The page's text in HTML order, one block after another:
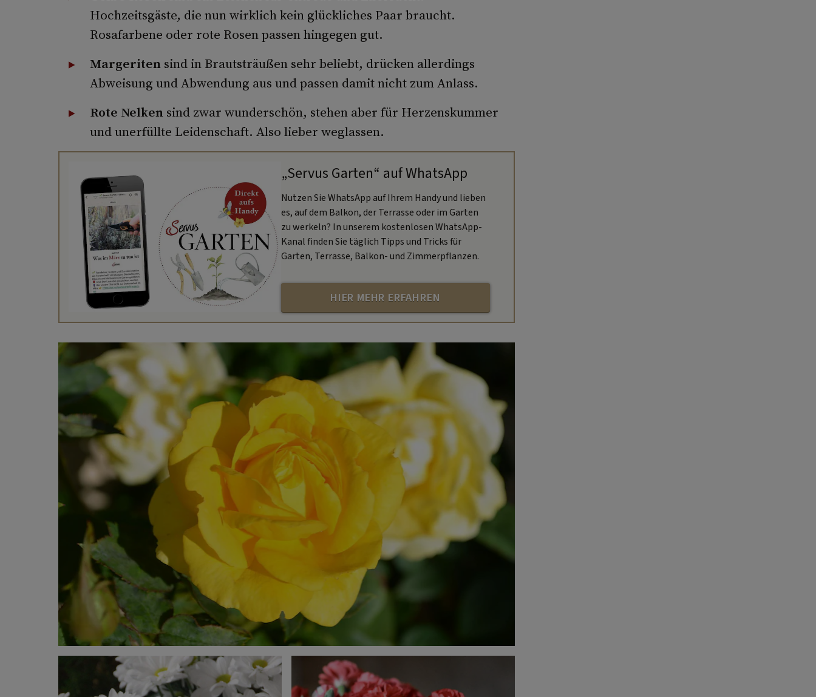
Hochzeitsgäste, die nun wirklich kein glückliches Paar braucht.
Rosafarbene oder rote Rosen passen hingegen gut.
Margeritensind in Brautsträußen sehr beliebt, drücken allerdings
Abweisung und Abwendung aus und passen damit nicht zum Anlass.
Rote Nelkensind zwar wunderschön, stehen aber für Herzenskummer
und unerfüllte Leidenschaft. Also lieber weglassen.
„Servus Garten“ auf WhatsApp
Nutzen Sie WhatsApp auf Ihrem Handy und lieben
es, auf dem Balkon, der Terrasse oder im Garten
zu werkeln? In unserem kostenlosen WhatsApp-
Kanal finden Sie täglich Tipps und Tricks für
Garten, Terrasse, Balkon- und Zimmerpflanzen.
HIER MEHR ERFAHREN